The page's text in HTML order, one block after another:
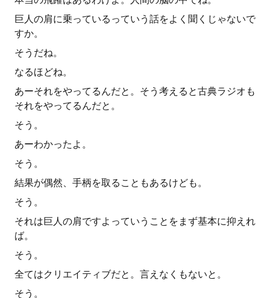
巨人の肩に乗っているっていう話をよく聞くじゃないで
すか。
そうだね。
なるほどね。
あーそれをやってるんだと。そう考えると古典ラジオも
それをやってるんだと。
そう。
あーわかったよ。
そう。
結果が偶然、手柄を取ることもあるけども。
そう。
それは巨人の肩ですよっていうことをまず基本に抑えれ
ば。
そう。
全てはクリエイティブだと。言えなくもないと。
そう。